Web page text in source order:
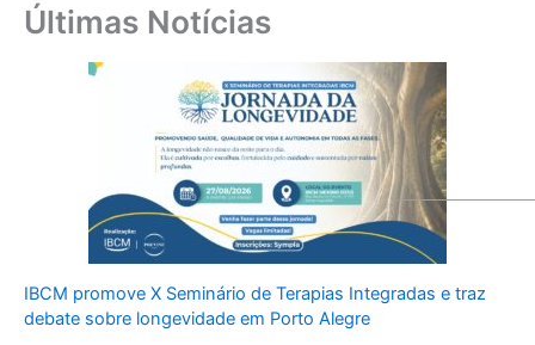
Últimas Notícias
IBCM promove X Seminário de Terapias Integradas e traz
debate sobre longevidade em Porto Alegre